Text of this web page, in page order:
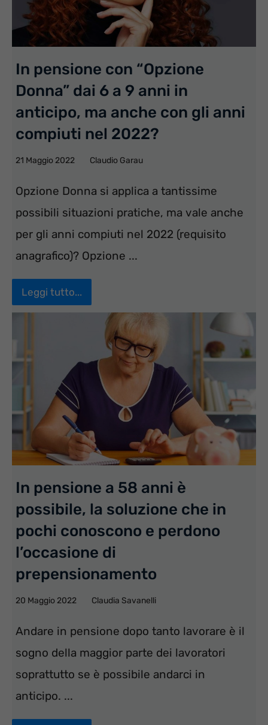
In pensione con “Opzione
Donna” dai 6 a 9 anni in
anticipo, ma anche con gli anni
compiuti nel 2022?
21 Maggio 2022 Claudio Garau
Opzione Donna si applica a tantissime
possibili situazioni pratiche, ma vale anche
per gli anni compiuti nel 2022 (requisito
anagrafico)? Opzione ...
Leggi tutto...
In pensione a 58 anni è
possibile, la soluzione che in
pochi conoscono e perdono
l’occasione di
prepensionamento
20 Maggio 2022 Claudia Savanelli
Andare in pensione dopo tanto lavorare è il
sogno della maggior parte dei lavoratori
soprattutto se è possibile andarci in
anticipo. ...